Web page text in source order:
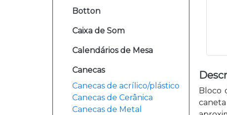
Botton
Caixa de Som
Calendários de Mesa
Canecas
Canecas de acrílico/plástico
Canecas de Cerânica
Canecas de Metal
Bloco